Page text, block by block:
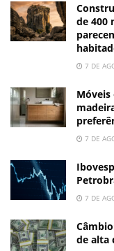
de 400
7 DE
7 DE
7 DE
de alta